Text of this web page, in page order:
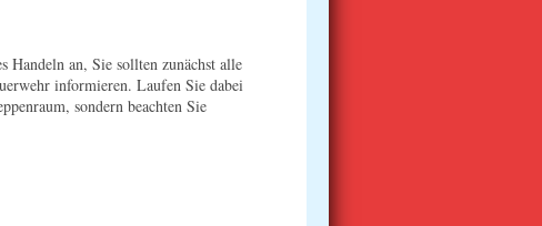
Handeln an, Sie sollten zunächst alle
informieren. Laufen Sie dabei
sondern beachten Sie